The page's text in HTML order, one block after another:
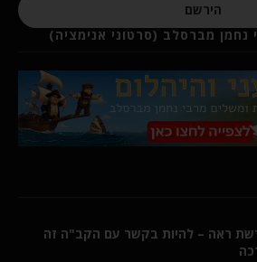
הירשם
נחמן מברסלב (סרטוני אנימציה)
ראה – להיות בקשר עם הקב"ה זה